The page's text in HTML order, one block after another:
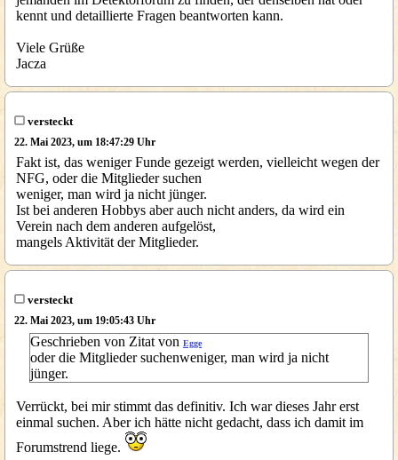
kennt und detaillierte Fragen beantworten kann.
Viele Grüße
Jacza
versteckt
22. Mai 2023, um 18:47:29 Uhr
Fakt ist, das weniger Funde gezeigt werden, vielleicht wegen der
NFG, oder die Mitglieder suchen
weniger, man wird ja nicht jünger.
Ist bei anderen Hobbys aber auch nicht anders, da wird ein
Verein nach dem anderen aufgelöst,
mangels Aktivität der Mitglieder.
versteckt
22. Mai 2023, um 19:05:43 Uhr
Geschrieben von Zitat von Egge
oder die Mitglieder suchenweniger, man wird ja nicht
jünger.
Verrückt, bei mir stimmt das definitiv. Ich war dieses Jahr erst
einmal suchen. Aber ich hätte nicht gedacht, dass ich damit im
Forumstrend liege.